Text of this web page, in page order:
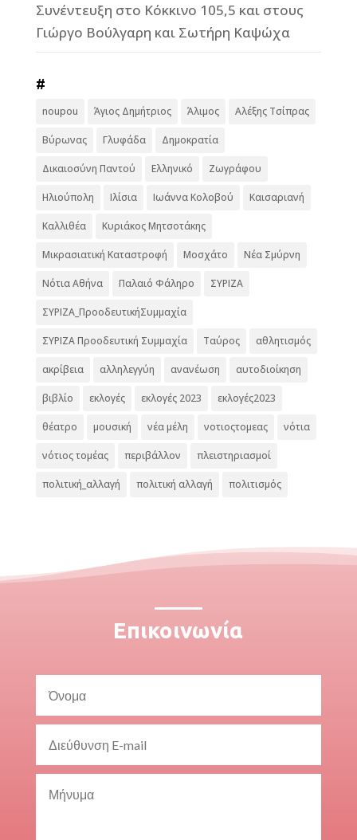
Συνέντευξη στο Κόκκινο 105,5 και στους
Γιώργο Βούλγαρη και Σωτήρη Καψώχα
#
noupou Άγιος Δημήτριος Άλιμος Αλέξης Τσίπρας
Βύρωνας Γλυφάδα Δημοκρατία
Δικαιοσύνη Παντού Ελληνικό Ζωγράφου
Ηλιούπολη Ιλίσια Ιωάννα Κολοβού Καισαριανή
Καλλιθέα Κυριάκος Μητσοτάκης
Μικρασιατική Καταστροφή Μοσχάτο Νέα Σμύρνη
Νότια Αθήνα Παλαιό Φάληρο ΣΥΡΙΖΑ
ΣΥΡΙΖΑ_ΠροοδευτικήΣυμμαχία
ΣΥΡΙΖΑ Προοδευτική Συμμαχία Ταύρος αθλητισμός
ακρίβεια αλληλεγγύη ανανέωση αυτοδιοίκηση
βιβλίο εκλογές εκλογές 2023 εκλογές2023
θέατρο μουσική νέα μέλη νοτιοςτομεας νότια
νότιος τομέας περιβάλλον πλειστηριασμοί
πολιτική_αλλαγή πολιτική αλλαγή πολιτισμός
Επικοινωνία